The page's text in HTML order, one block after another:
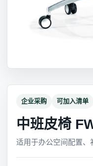
企业采购 可加入清单
中班皮椅
适用于办公空间配置、